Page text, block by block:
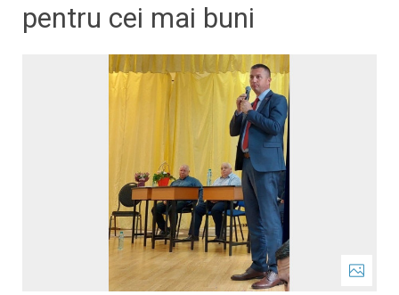
pentru cei mai buni